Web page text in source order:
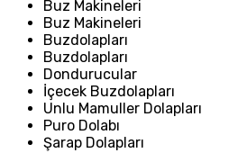
Buz Makineleri
Buz Makineleri
Buzdolapları
Buzdolapları
Dondurucular
İçecek Buzdolapları
Unlu Mamuller Dolapları
Puro Dolabı
Şarap Dolapları